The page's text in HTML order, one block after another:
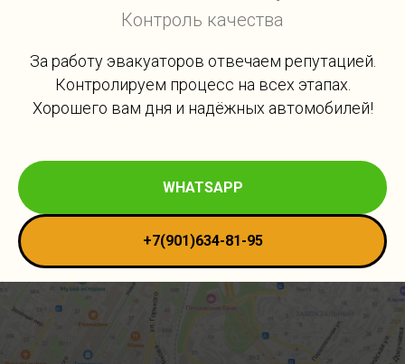
Контроль качества
За работу эвакуаторов отвечаем репутацией.
Контролируем процесс на всех этапах.
Хорошего вам дня и надёжных автомобилей!
WHATSAPP
+7(901)634-81-95